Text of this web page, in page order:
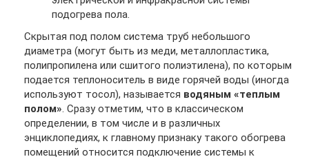
подогрева пола.
Скрытая под полом система труб небольшого
диаметра (могут быть из меди, металлопластика,
полипропилена или сшитого полиэтилена), по которым
подается теплоноситель в виде горячей воды (иногда
используют тосол), называется водяным «теплым
полом». Сразу отметим, что в классическом
определении, в том числе и в различных
энциклопедиях, к главному признаку такого обогрева
помещений относится подключение системы к